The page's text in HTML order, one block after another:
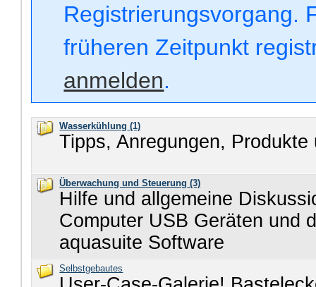
Registrierungsvorgang.
früheren Zeitpunkt
anmelden.
Wasserkühlung (1)
Tipps, Anregungen, Produkte
Überwachung und Steuerung (3)
Hilfe und allgemeine
Computer USB Geräten und
aquasuite Software
Selbstgebautes